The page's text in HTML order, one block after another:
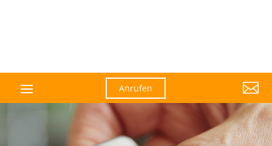
Anrufen 